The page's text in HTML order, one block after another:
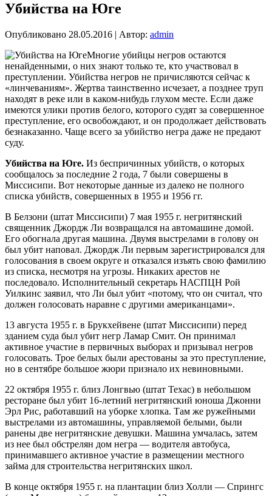
Убийства на Юге
Опубликовано 28.05.2016 | Автор: admin
Многие убийцы негров остаются
ненайденными, о них знают только те, кто участвовал в
преступлении. Убийства негров не причисляются сейчас к
«линчеваниям». Жертва таинственно исчезает, а позднее труп
находят в реке или в каком-нибудь глухом месте. Если даже
имеются улики против белого, которого судят за совершенное
преступление, его освобождают, и он продолжает действовать
безнаказанно. Чаще всего за убийство негра даже не предают
суду.
Убийства на Юге. Из беспричинных убийств, о которых
сообщалось за последние 2 года, 7 были совершены в
Миссисипи. Вот некоторые данные из далеко не полного
списка убийств, совершенных в 1955 и 1956 гг.
В Белзони (штат Миссисипи) 7 мая 1955 г. негритянский
священник Джордж Ли возвращался на автомашине домой.
Его обогнала другая машина. Двумя выстрелами в голову он
был убит наповал. Джордж Ли первым зарегистрировался для
голосования в своем округе и отказался изъять свою фамилию
из списка, несмотря на угрозы. Никаких арестов не
последовало. Исполнительный секретарь НАСПЦН Рой
Уилкинс заявил, что Ли был убит «потому, что он считал, что
должен голосовать наравне с другими американцами».
13 августа 1955 г. в Брукхейвене (штат Миссисипи) перед
зданием суда был убит негр Ламар Смит. Он принимал
активное участие в первичных выборах и призывал негров
голосовать. Трое белых были арестованы за это преступление,
но в сентябре большое жюри признало их невиновными.
22 октября 1955 г. близ Лонгвью (штат Техас) в небольшом
ресторане был убит 16-летний негритянский юноша Джонни
Эрл Рис, работавший на уборке хлопка. Там же ружейными
выстрелами из автомашины, управляемой белыми, были
ранены две негритянские девушки. Машина умчалась, затем
из нее был обстрелян дом негра — водителя автобуса,
принимавшего активное участие в размещении местного
займа для строительства негритянских школ.
В конце октября 1955 г. на плантации близ Холли — Спрингс